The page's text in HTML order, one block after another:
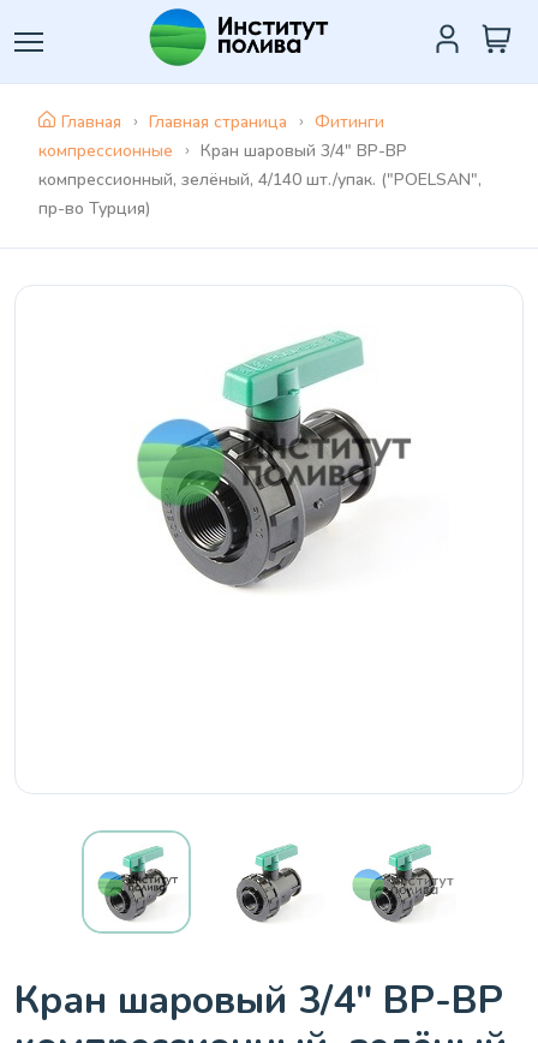
Главная Главная страница
Фитинги
компрессионные
Кран шaровый 3/4" ВР-ВР
компрессионный, зелёный, 4/140 шт./упак. ("POELSAN",
пр-во Турция)
Кран шaровый 3/4" ВР-ВР